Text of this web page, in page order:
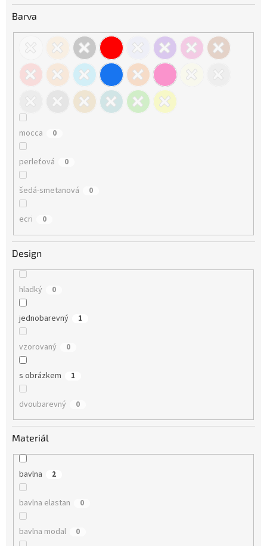
Barva
mocca 0
perleťová 0
šedá-smetanová 0
ecri 0
Design
hladký 0
jednobarevný 1
vzorovaný 0
s obrázkem 1
dvoubarevný 0
Materiál
bavlna 2
bavlna elastan 0
bavlna modal 0